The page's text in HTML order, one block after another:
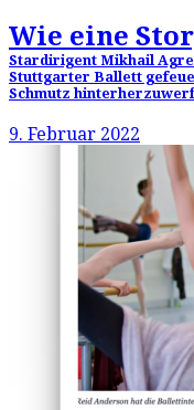
Wie eine
Stardirigent Mikhail
Stuttgarter Ballett
Schmutz
9. Februar 2022